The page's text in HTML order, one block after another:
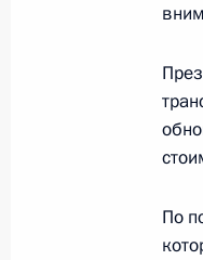
2
1
По